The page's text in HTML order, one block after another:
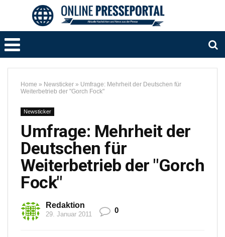
Home » Newsticker » Umfrage: Mehrheit der Deutschen für
Weiterbetrieb der "Gorch Fock"
Newsticker
Umfrage: Mehrheit der
Deutschen für
Weiterbetrieb der "Gorch
Fock"
Redaktion
29. Januar 2011 0